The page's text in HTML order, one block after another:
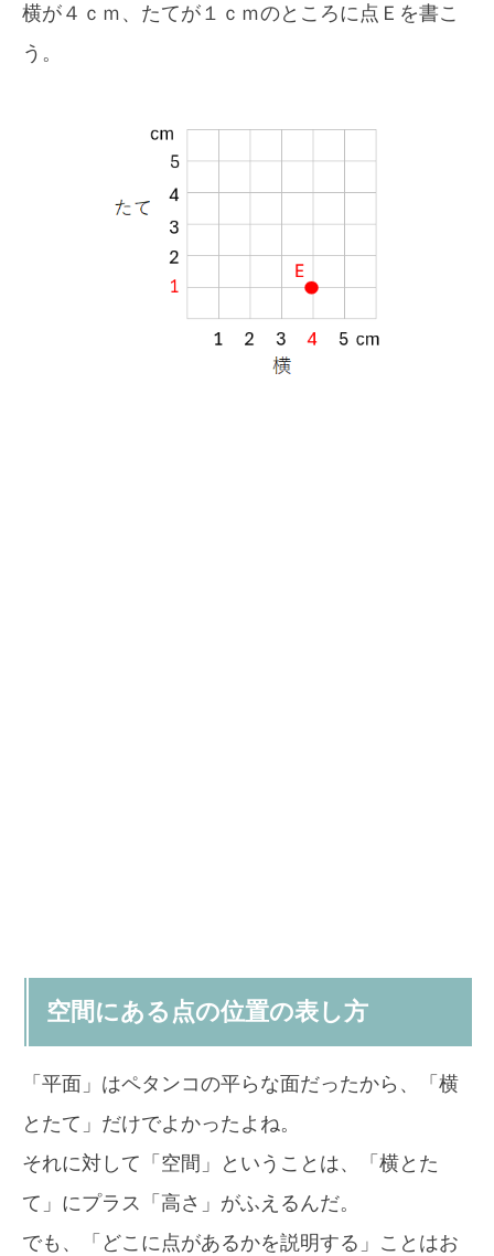
横が４ｃｍ、たてが１ｃｍのところに点Ｅを書こ
う。
空間にある点の位置の表し方
「平面」はペタンコの平らな面だったから、「横
とたて」だけでよかったよね。
それに対して「空間」ということは、「横とた
て」にプラス「高さ」がふえるんだ。
でも、「どこに点があるかを説明する」ことはお